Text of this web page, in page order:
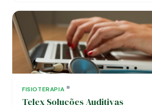
FISIOTERAPIA
Telex Soluções Auditivas